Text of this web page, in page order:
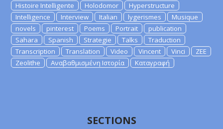
Histoire Intelligente
Holodomor
Hyperstructure
Intelligence
Interview Italian lygerismes
Musique
novels
pinterest Poems Portrait
publication
Sahara
Spanish Strategie Talks
Traduction
Transcription
Translation Video Vincent Vinci
ZEE
Zeolithe
Αναβαθμισμένη Ιστορία Καταγραφή
SECTIONS